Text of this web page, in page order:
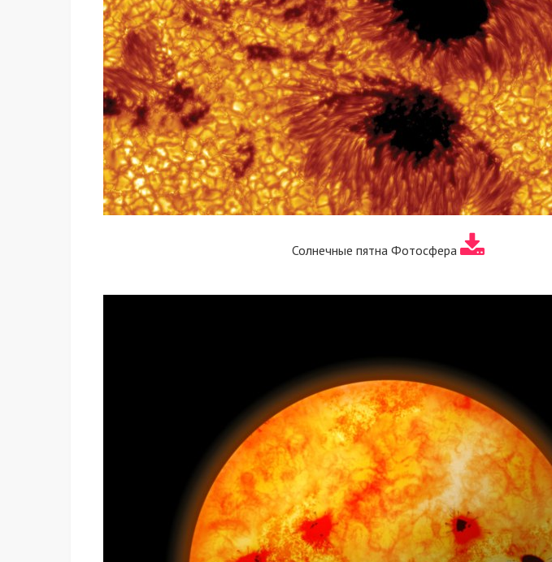
Солнечные пятна Фотосфера